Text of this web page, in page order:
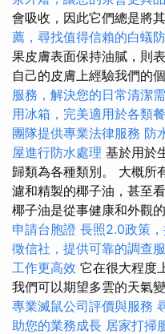
會吸收，因此它們總是將
薦，尋找值得信賴的白蟻
果皮膚表面保持油膩，則
自己的皮膚上經驗我們的
服務，解決您的日常清潔
用冰箱，完美適用於各類
團隊提供專業法律服務 防
屋進行防水處理 基於用於
歸類為各種類別。 大概所
濾和精製的椰子油，甚至
椰子油是從事健康和外觀
申請台胞證 長照2.0政策
徵信社，提供可靠的調查
工作更高效 它在很大程度
我們可以期望多雲的天氣
專業滅鼠公司評價與服務
助您的業務成長 居家打掃